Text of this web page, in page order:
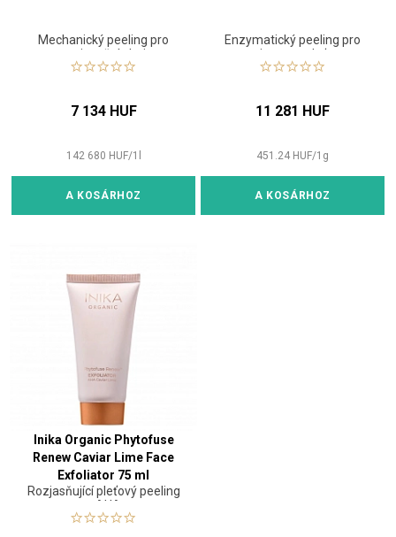
Mechanický peeling pro
projasnění pleti
7 134 HUF
142 680 HUF/1
A KOSÁRHOZ
Enzymatický peeling pro
jemnou pleť
11 281 HUF
451.24 HUF/1 g
A KOSÁRHOZ
Inika Organic Phytofuse
Renew Caviar Lime Face
Exfoliator 75 ml
Rozjasňující pleťový peeling
s AHA